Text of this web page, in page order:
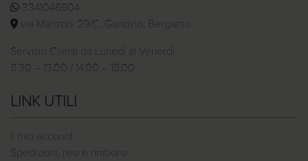
3341046904
via Manzoni 29/C, Gandino, Bergamo
Servizio Clienti da Lunedì al Venerdì
8.30 – 13.00 / 14.00 – 18.00
LINK UTILI
Il mio account
Spedizioni, resi e rimborsi